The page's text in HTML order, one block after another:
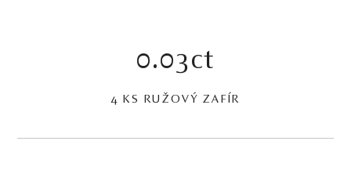
0.03ct
4 KS RUŽOVÝ ZAFÍR